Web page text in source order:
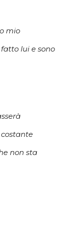
mio
lui e sono
non sta